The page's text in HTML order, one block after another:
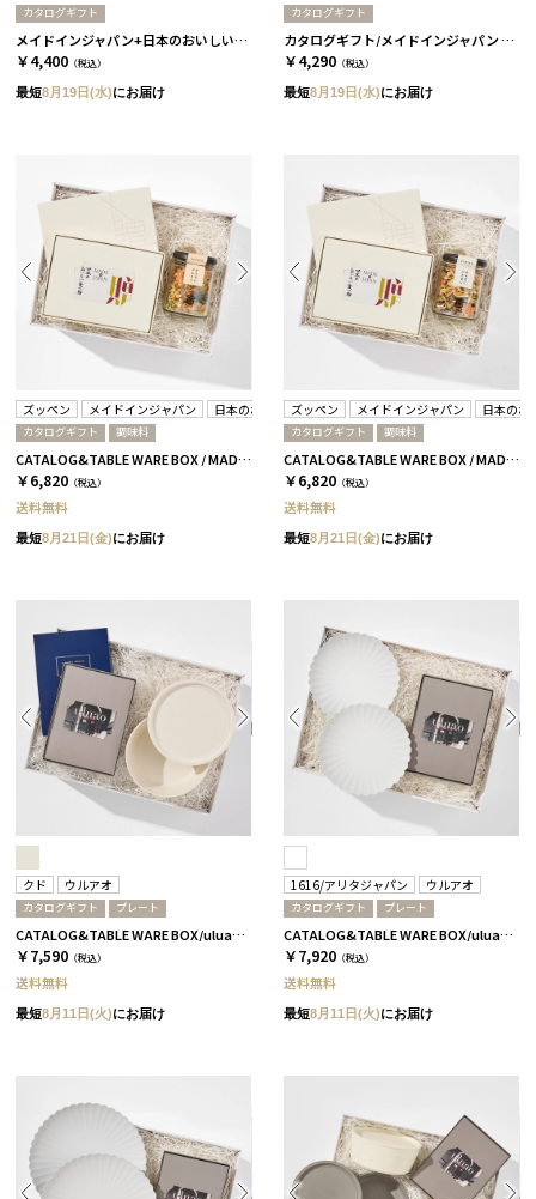
カタログギフト
メイドインジャパン+日本のおいしい食べ物 / MJ6+橙 2冊セット
￥4,400 （税込）
最短8月19日(水)にお届け
カタログギフト
カタログギフト/メイドインジャパン 全5種 MJ6
￥4,290 （税込）
最短8月19日(水)にお届け
ズッペン メイドインジャパン 日本のおいしい食べ物
カタログギフト 調味料
CATALOG&TABLE WARE BOX / MADE IN JAPAN / ズッペン タマネギベース / 全4種 C MJ06＋橙
￥6,820 （税込）
送料無料
最短8月21日(金)にお届け
ズッペン メイドインジャパン 日本のお
カタログギフト 調味料
CATALOG&TABLE WARE BOX / MADE IN JAPAN / ズッペン キノコベース / 全4種 C MJ06＋橙
￥6,820 （税込）
送料無料
最短8月21日(金)にお届け
クド ウルアオ
カタログギフト プレート
CATALOG&TABLE WARE BOX/uluao/9°/白無垢/全5種 アウレリアーナ
￥7,590 （税込）
送料無料
最短8月11日(火)にお届け
1616/アリタジャパン ウルアオ
カタログギフト プレート
CATALOG&TABLE WARE BOX/uluao/パレスプレート160 2枚セット/全5種 アウレリアーナ
￥7,920 （税込）
送料無料
最短8月11日(火)にお届け